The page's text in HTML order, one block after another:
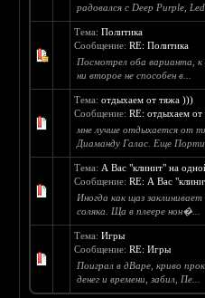
радовался с Deep Purple,
Тема:Политика
Сообщение:RE: Политика
Посмотрел оба варианта, к
ни второе не способен в...
Тема:отдыхаем от тяжа )))
Сообщение:RE: отдыхаем
мне лучше отдыхается от
Диаманду Галас. Еще
Тема: А Вас "клинит" на
Сообщение:RE: А Вас
Иногда как щаз
соляка. Ща в плеере нон�...
Тема:Игры
Сообщение:RE: Игры
Поиграл в дВаре, криво
денег и времени, забил, Пе...